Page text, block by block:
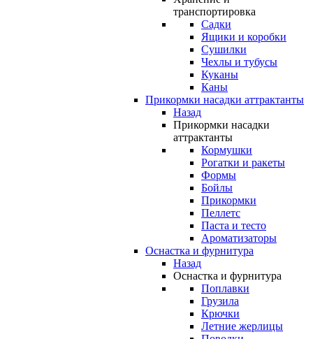
транспортировка
Садки
Ящики и коробки
Сушилки
Чехлы и тубусы
Куканы
Каны
Прикормки насадки аттрактанты
Назад
Прикормки насадки
аттрактанты
Кормушки
Рогатки и ракеты
Формы
Бойлы
Прикормки
Пеллетс
Паста и тесто
Ароматизаторы
Оснастка и фурнитура
Назад
Оснастка и фурнитура
Поплавки
Грузила
Крючки
Летние жерлицы